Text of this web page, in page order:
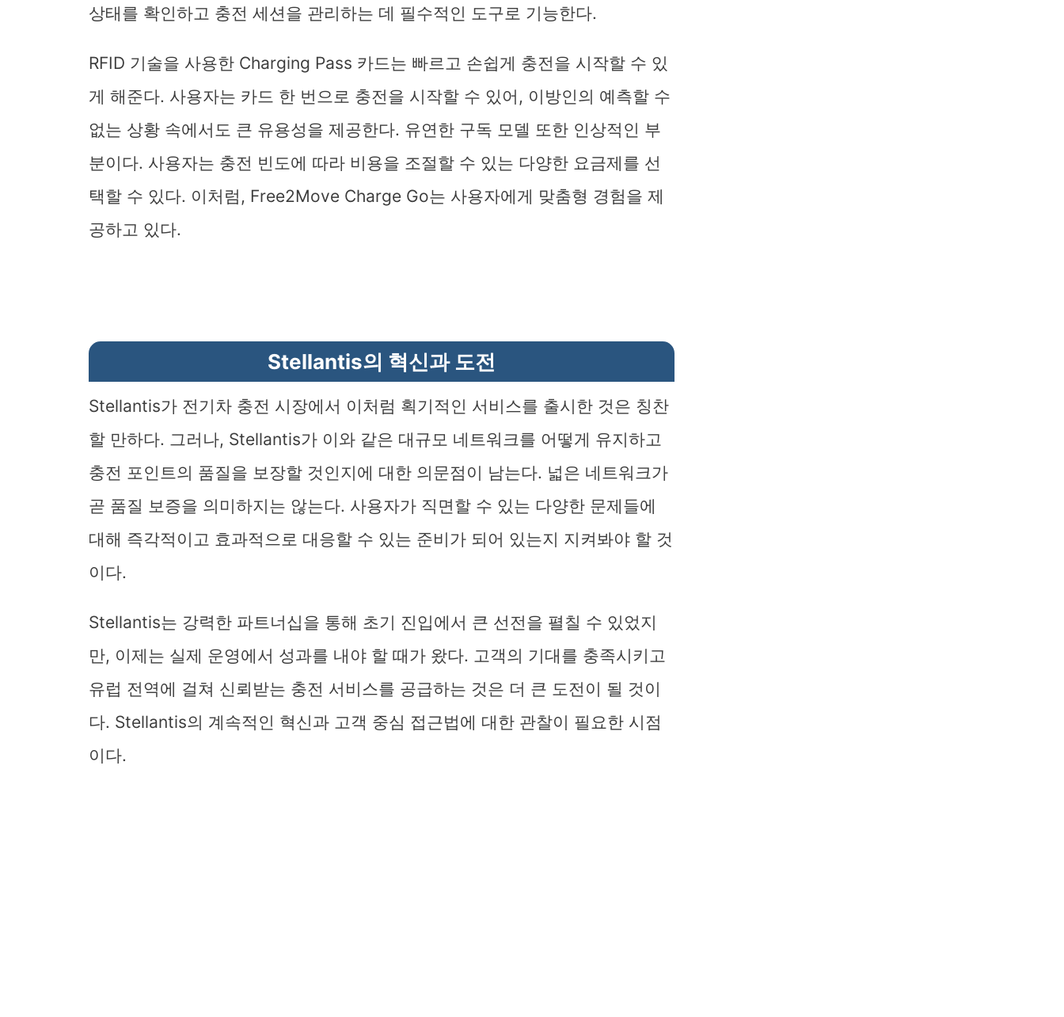
상태를 확인하고 충전 세션을 관리하는 데 필수적인 도구로 기능한다.
RFID 기술을 사용한 Charging Pass 카드는 빠르고 손쉽게 충전을 시작할 수 있
게 해준다. 사용자는 카드 한 번으로 충전을 시작할 수 있어, 이방인의 예측할 수
없는 상황 속에서도 큰 유용성을 제공한다. 유연한 구독 모델 또한 인상적인 부
분이다. 사용자는 충전 빈도에 따라 비용을 조절할 수 있는 다양한 요금제를 선
택할 수 있다. 이처럼, Free2Move Charge Go는 사용자에게 맞춤형 경험을 제
공하고 있다.
Stellantis의 혁신과 도전
Stellantis가 전기차 충전 시장에서 이처럼 획기적인 서비스를 출시한 것은 칭찬
할 만하다. 그러나, Stellantis가 이와 같은 대규모 네트워크를 어떻게 유지하고
충전 포인트의 품질을 보장할 것인지에 대한 의문점이 남는다. 넓은 네트워크가
곧 품질 보증을 의미하지는 않는다. 사용자가 직면할 수 있는 다양한 문제들에
대해 즉각적이고 효과적으로 대응할 수 있는 준비가 되어 있는지 지켜봐야 할 것
이다.
Stellantis는 강력한 파트너십을 통해 초기 진입에서 큰 선전을 펼칠 수 있었지
만, 이제는 실제 운영에서 성과를 내야 할 때가 왔다. 고객의 기대를 충족시키고
유럽 전역에 걸쳐 신뢰받는 충전 서비스를 공급하는 것은 더 큰 도전이 될 것이
다. Stellantis의 계속적인 혁신과 고객 중심 접근법에 대한 관찰이 필요한 시점
이다.